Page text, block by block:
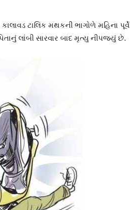
ટાલિક મથકની ભાગોળે મહિના પૂર્વે
લાંબી સારવાર બાદ મૃત્યુ નીપજ્યું છે.